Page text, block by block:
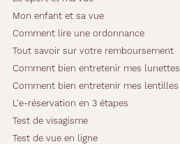
Mon enfant et sa vue
Comment lire une ordonnance
Tout savoir sur votre remboursement
Comment bien entretenir mes lunettes
Comment bien entretenir mes lentilles
L'e-réservation en 3 étapes
Test de visagisme
Test de vue en ligne